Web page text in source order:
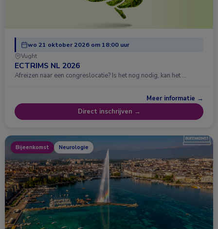
wo 21 oktober 2026 om 18:00 uur
Vught
ECTRIMS NL 2026
Afreizen naar een congreslocatie? Is het nog nodig, kan het …
Meer informatie →
Direct inschrijven →
Bijeenkomst Neurologie